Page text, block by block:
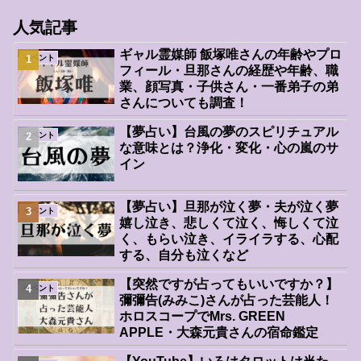
人気記事
イベント
ギャル霊媒師 飯塚唯さんの年齢やプロ
フィール・旦那さんの経歴や年齢、職
業、顔写真・子供さん・一番弟子の弟
さんについても調査！
イベント
【夢占い】台風の夢のスピリチュアル
な意味とは？浄化・変化・心の嵐のサ
イン
イベント
【夢占い】旦那が泣く夢・夫が泣く夢
嬉し泣き、悲しくて泣く、悔しくて泣
く、もらい泣き、イライラする、心配
する、自分も泣くなど
イベント
【突然ですが占ってもいいですか？】
彌彌告(みみこ)さんが占った芸能人！
ホロスコープでMrs. GREEN
APPLE・大森元貴さんの宿命鑑定